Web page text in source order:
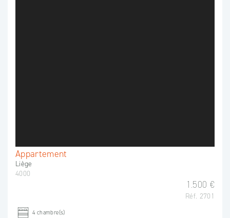
Appartement
Liège
4000
1.500 €
Réf. 2701
4 chambre(s)